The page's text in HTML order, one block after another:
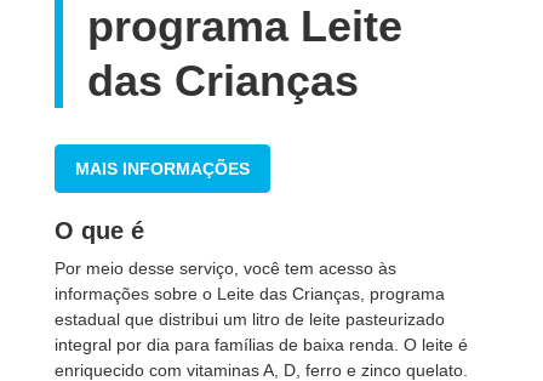
programa Leite
das Crianças
MAIS INFORMAÇÕES
O que é
Por meio desse serviço, você tem acesso às
informações sobre o Leite das Crianças, programa
estadual que distribui um litro de leite pasteurizado
integral por dia para famílias de baixa renda. O leite é
enriquecido com vitaminas A, D, ferro e zinco quelato.